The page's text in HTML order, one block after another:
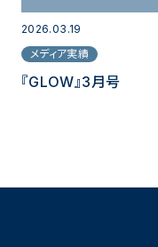
2026.03.19
メディア実績
『GLOW』3月号